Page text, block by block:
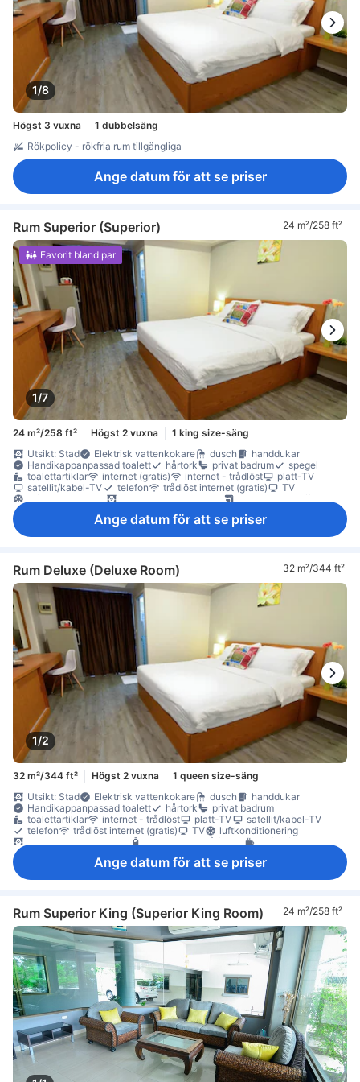
1/8
Högst 3 vuxna
1 dubbelsäng
Rökpolicy - rökfria rum tillgängliga
Ange datum för att se priser
Rum Superior (Superior) 24 m²/258 ft²
1/7
Favorit bland par
24 m²/258 ft² Högst 2 vuxna
1 king size-säng
Utsikt: Stad
Elektrisk vattenkokare dusch
handdukar
Handikappanpassad toalett
hårtork privat badrum
spegel
toalettartiklar
internet (gratis) internet - trådlöst
platt-TV
satellit/kabel-TV
telefon trådlöst internet (gratis)
TV
balkong/terrass Fönster
skrivbord
Ange datum för att se priser
Rum Deluxe (Deluxe Room) 32 m²/344 ft²
1/2
32 m²/344 ft² Högst 2 vuxna
1 queen size-säng
Utsikt: Stad
Elektrisk vattenkokare dusch
handdukar
Handikappanpassad toalett
hårtork
privat badrum
toalettartiklar
internet - trådlöst platt-TV
satellit/kabel-TV
telefon
trådlöst internet (gratis) TV
luftkonditionering
gratis vatten på flaska
Fönster som kan öppnas
sittmöbler skrivbord
soffa
Ange datum för att se priser
Rum Superior King (Superior King Room) 24 m²/258 ft²